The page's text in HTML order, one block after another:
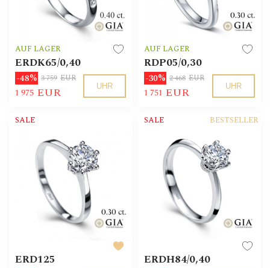
AUF LAGER
ERDK65/0,40
-48% 3 759 EUR
1 975 EUR UHR
AUF LAGER
RDP05/0,30
-30% 2 468 EUR
1 751 EUR UHR
SALE
ERD125
BESTSELLER
SALE
ERDH84/0,40